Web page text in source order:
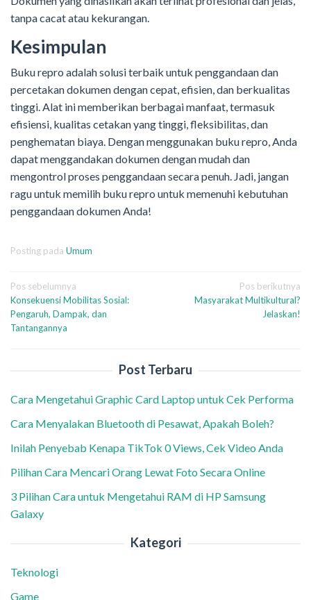
tanpa cacat atau kekurangan.
Kesimpulan
Buku repro adalah solusi terbaik untuk penggandaan dan
percetakan dokumen dengan cepat, efisien, dan berkualitas
tinggi. Alat ini memberikan berbagai manfaat, termasuk
efisiensi, kualitas cetakan yang tinggi, fleksibilitas, dan
penghematan biaya. Dengan menggunakan buku repro, Anda
dapat menggandakan dokumen dengan mudah dan
mengontrol proses penggandaan secara penuh. Jadi, jangan
ragu untuk memilih buku repro untuk memenuhi kebutuhan
penggandaan dokumen Anda!
Posting pada Umum
Navigasi
pos
Pos sebelumnya
Konsekuensi Mobilitas Sosial:
Pengaruh, Dampak, dan
Tantangannya
Pos berikutnya
Masyarakat Multikultural?
Jelaskan!
Post Terbaru
Cara Mengetahui Graphic Card Laptop untuk Cek Performa
Cara Menyalakan Bluetooth di Pesawat, Apakah Boleh?
Inilah Penyebab Kenapa TikTok 0 Views, Cek Video Anda
Pilihan Cara Mencari Orang Lewat Foto Secara Online
3 Pilihan Cara untuk Mengetahui RAM di HP Samsung
Galaxy
Kategori
Teknologi
Game